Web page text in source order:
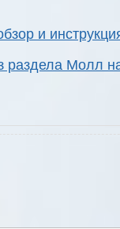
и
раздела Молл